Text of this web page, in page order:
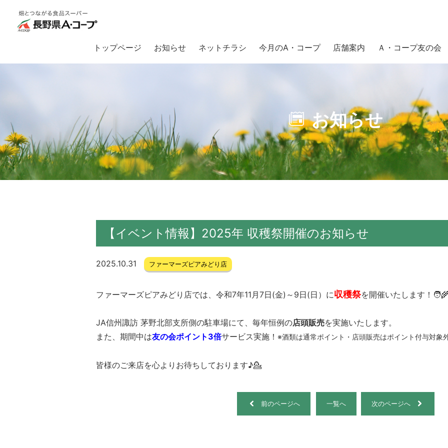
トップページ お知らせ ネットチラシ 今月のA・コープ 店舗案内 Ａ・コープ友の会
【イベント情報】2025年 収穫祭開催のお知らせ
お知らせ
【イベント情報】2025年 収穫祭開催のお知らせ
2025.10.31 ファーマーズピアみどり店
ファーマーズピアみどり店では、令和7年11月7日(金)～9日(日）に収穫祭を開催いたします！
JA信州諏訪 茅野北部支所側の駐車場にて、毎年恒例の店頭販売を実施いたします。
また、期間中は友の会ポイント3倍サービス実施！ ※酒類は通常ポイント・店頭販売はポイント付与対象外
皆様のご来店を心よりお待ちしております♪💁
前のページへ 一覧へ 次のページへ